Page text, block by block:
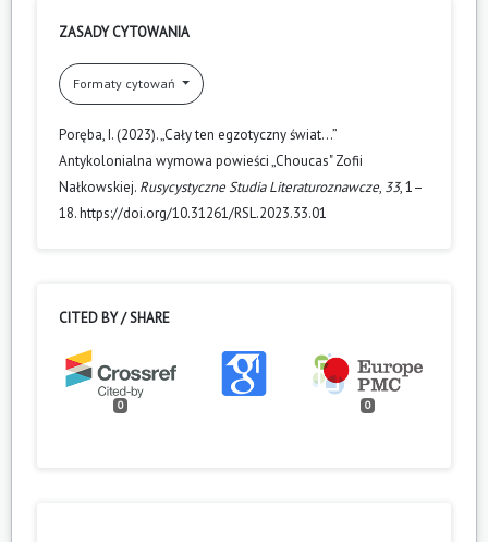
ZASADY CYTOWANIA
Formaty cytowań
Poręba, I. (2023). „Cały ten egzotyczny świat…”
Antykolonialna wymowa powieści „Choucas" Zofii
Nałkowskiej. Rusycystyczne Studia Literaturoznawcze, 33, 1–
18. https://doi.org/10.31261/RSL.2023.33.01
CITED BY / SHARE
0 0